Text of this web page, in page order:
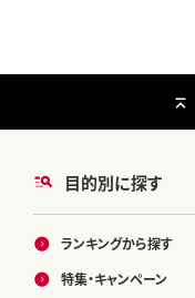
目的別に探す
ランキングから探す
特集・キャンペーン